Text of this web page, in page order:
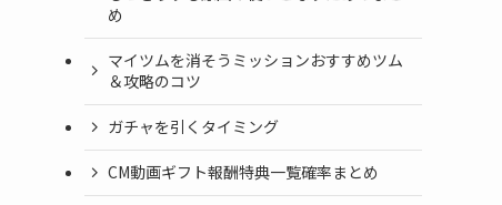
め
マイツムを消そうミッションおすすめツム
＆攻略のコツ
ガチャを引くタイミング
CM動画ギフト報酬特典一覧確率まとめ